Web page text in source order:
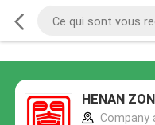
HENAN
Company